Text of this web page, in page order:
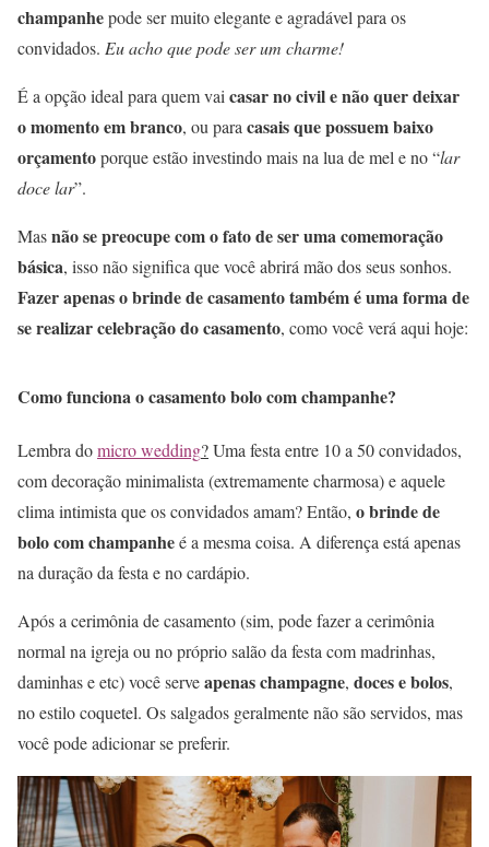
champanhepode ser muito elegante e agradável para os
convidados. Eu acho que pode ser um charme!
É a opção ideal para quem vai casar no civil e não quer deixar
o momento em branco, ou para casais que possuem baixo
orçamentoporque estão investindo mais na lua de mel e no “lar
doce lar”.
Masnão se preocupe com o fato de ser uma comemoração
básica, isso não significa que você abrirá mão dos seus sonhos.
Fazer apenas o brinde de casamento também é uma forma de
se realizar celebração do casamento, como você verá aqui hoje:
Como funciona o casamento bolo com champanhe?
Lembra domicro wedding?Uma festa entre 10 a 50 convidados,
com decoração minimalista (extremamente charmosa) e aquele
clima intimista que os convidados amam? Então, o brinde de
bolo com champanheé a mesma coisa. A diferença está apenas
na duração da festa e no cardápio.
Após a cerimônia de casamento (sim, pode fazer a cerimônia
normal na igreja ou no próprio salão da festa com madrinhas,
daminhas e etc) você serveapenas champagne, doces e bolos,
no estilo coquetel. Os salgados geralmente não são servidos, mas
você pode adicionar se preferir.